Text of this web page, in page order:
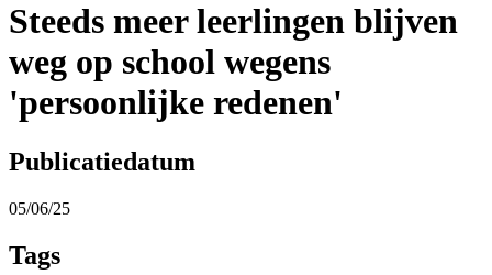
Steeds meer leerlingen blijven
weg op school wegens
'persoonlijke redenen'
Publicatiedatum
05/06/25
Tags